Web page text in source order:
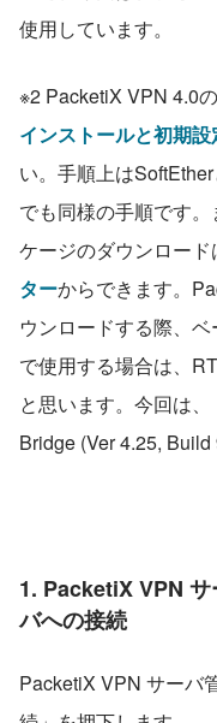
使用しています。
※2 PacketiX VPN 4.0
インストールと初期設
い。手順上は
でも同様の手順です
ケージのダウンロード
ターからできます。
ウンロードする際、
で使用する場合は、
と思います。今回は
Bridge (Ver 4.25, Build
1. PacketiX VPN
バへの接続
PacketiX VPN サーバ